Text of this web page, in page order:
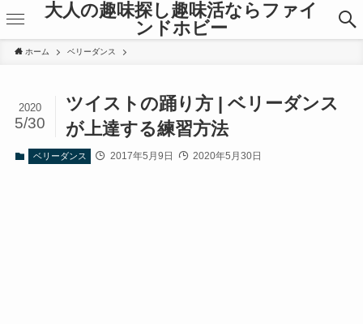
大人の趣味探し趣味活ならファイ
ンドホビー
ホーム ベリーダンス
ツイストの踊り方 | ベリーダンス
が上達する練習方法
2020
5/30
ベリーダンス 2017年5月9日 2020年5月30日